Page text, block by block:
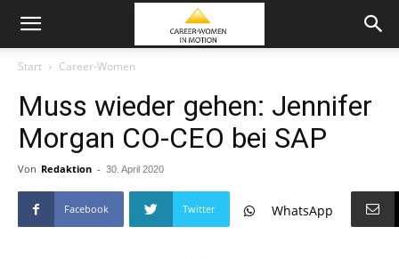
Start Career-Women
Muss wieder gehen: Jennifer
Morgan CO-CEO bei SAP
Von Redaktion - 30. April 2020
Facebook Twitter WhatsApp